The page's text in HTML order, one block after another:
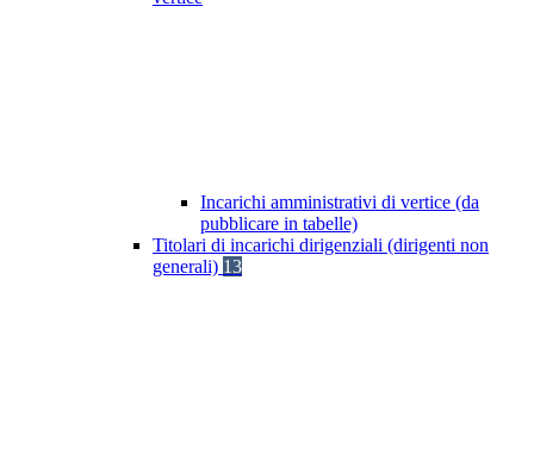
Incarichi amministrativi di vertice (da
pubblicare in tabelle)
Titolari di incarichi dirigenziali (dirigenti non
generali) 13